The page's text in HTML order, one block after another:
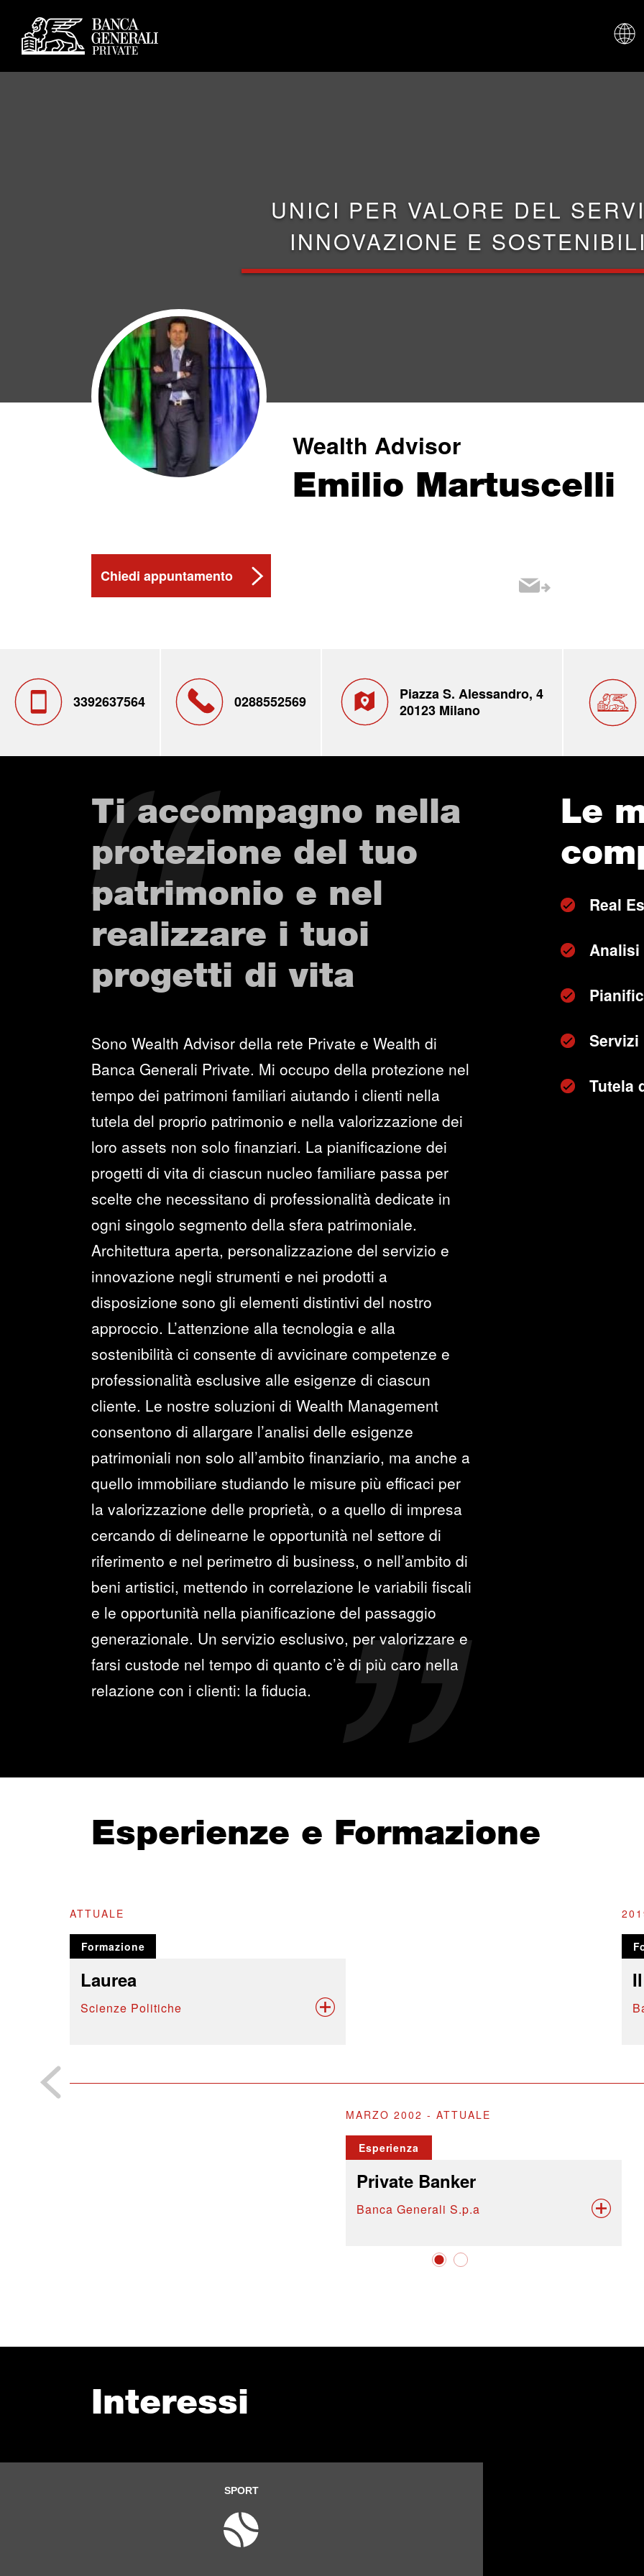
UNICI PER VALORE DEL
INNOVAZIONE E
Wealth Advisor
Emilio Martuscelli
Chiedi appuntamento
3392637564 0288552569
Piazza S. Alessandro, 4
20123 Milano
Ti accompagno nella
protezione del tuo
patrimonio e nel
realizzare i tuoi
progetti di vita
Sono Wealth Advisor della rete Private e Wealth di
Banca Generali Private. Mi occupo della protezione nel
tempo dei patrimoni familiari aiutando i clienti nella
tutela del proprio patrimonio e nella valorizzazione dei
loro assets non solo finanziari. La pianificazione dei
progetti di vita di ciascun nucleo familiare passa per
scelte che necessitano di professionalità dedicate in
ogni singolo segmento della sfera patrimoniale.
Architettura aperta, personalizzazione del servizio e
innovazione negli strumenti e nei prodotti a
disposizione sono gli elementi distintivi del nostro
approccio. L’attenzione alla tecnologia e alla
sostenibilità ci consente di avvicinare competenze e
professionalità esclusive alle esigenze di ciascun
cliente. Le nostre soluzioni di Wealth Management
consentono di allargare l’analisi delle esigenze
patrimoniali non solo all’ambito finanziario, ma anche a
quello immobiliare studiando le misure più efficaci per
la valorizzazione delle proprietà, o a quello di impresa
cercando di delinearne le opportunità nel settore di
riferimento e nel perimetro di business, o nell’ambito di
beni artistici, mettendo in correlazione le variabili fiscali
e le opportunità nella pianificazione del passaggio
generazionale. Un servizio esclusivo, per valorizzare e
farsi custode nel tempo di quanto c’è di più caro nella
relazione con i clienti: la fiducia.
Le
Real
Tutela
Esperienze e Formazione
ATTUALE
Formazione
Laurea
Scienze Politiche
MARZO 2002 - ATTUALE
Esperienza
Private Banker
Banca Generali S.p.a
Interessi
SPORT